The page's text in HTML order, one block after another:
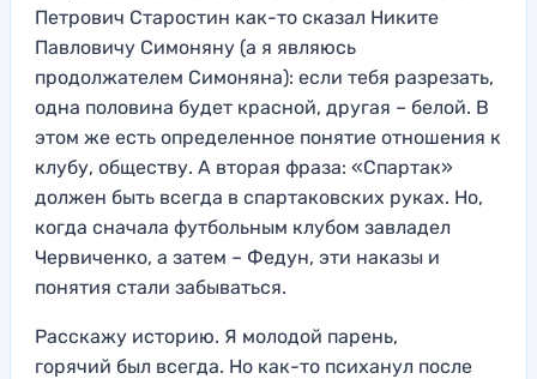
Петрович Старостин как-то сказал Никите
Павловичу Симоняну (а я являюсь
продолжателем Симоняна): если тебя разрезать,
одна половина будет красной, другая – белой. В
этом же есть определенное понятие отношения к
клубу, обществу. А вторая фраза: «Спартак»
должен быть всегда в спартаковских руках. Но,
когда сначала футбольным клубом завладел
Червиченко, а затем – Федун, эти наказы и
понятия стали забываться.
Расскажу историю. Я молодой парень,
горячий был всегда. Но как-то психанул после